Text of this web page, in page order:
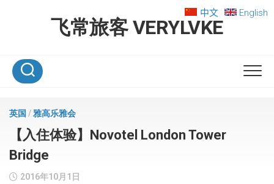
飞常旅客 VERYLVKE
中文 English
英国 /雅高乐雅会
【入住体验】Novotel London Tower
Bridge
2016年10月1日